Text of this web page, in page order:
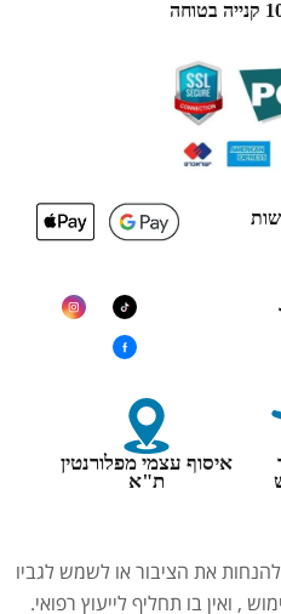
איסוף עצמי מפלורנטין
ת"א
את הציבור או לשמש לגביו
, ואין בו תחליף לייעוץ רפואי.